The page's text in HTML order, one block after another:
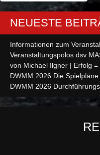
NEUESTE
Informationen zum
Veranstaltungspolos dsv
von Michael Ilgner | Erfolg
DWMM 2026 Die
DWMM 2026